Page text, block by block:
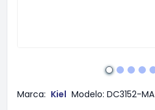
Marca: Kiel Modelo: DC3152-MA